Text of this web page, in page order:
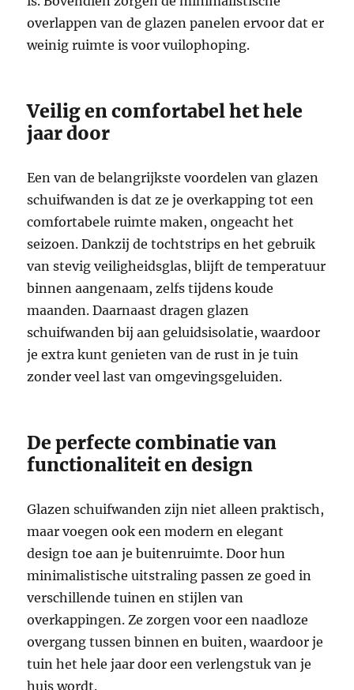
overlappen van de glazen panelen ervoor dat er
weinig ruimte is voor vuilophoping.
Veilig en comfortabel het hele
jaar door
Een van de belangrijkste voordelen van glazen
schuifwanden is dat ze je overkapping tot een
comfortabele ruimte maken, ongeacht het
seizoen. Dankzij de tochtstrips en het gebruik
van stevig veiligheidsglas, blijft de temperatuur
binnen aangenaam, zelfs tijdens koude
maanden. Daarnaast dragen glazen
schuifwanden bij aan geluidsisolatie, waardoor
je extra kunt genieten van de rust in je tuin
zonder veel last van omgevingsgeluiden.
De perfecte combinatie van
functionaliteit en design
Glazen schuifwanden zijn niet alleen praktisch,
maar voegen ook een modern en elegant
design toe aan je buitenruimte. Door hun
minimalistische uitstraling passen ze goed in
verschillende tuinen en stijlen van
overkappingen. Ze zorgen voor een naadloze
overgang tussen binnen en buiten, waardoor je
tuin het hele jaar door een verlengstuk van je
huis wordt.